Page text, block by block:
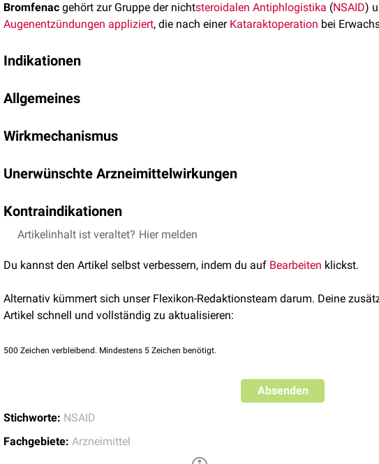
Bromfenac gehört zur Gruppe der nichtsteroidalen Antiphlogistika (NSAID)
Augenentzündungen appliziert, die nach einer Kataraktoperation bei
Indikationen
Entzündungsinhibitor
Allgemeines
stellt dessen bromiertes
Wirkmechanismus
inhibiert nun diesesEnzym, so dass eine Entzündungsreaktion folglich
Unerwünschte Arzneimittelwirkungen
Augenjucken, Fremdkörpergefühl, Augenschmerzen, Augenlidschwellung,
Epistaxis
Husten ,Asthma
Kontraindikationen
Überempfindlichkeit gegenüber dem Wirkstoff oder
Schwangerschaftim letztenTrimenon
Artikelinhalt ist veraltet? Hier melden
Du kannst den Artikel selbst verbessern, indem du auf Bearbeiten klickst.
Alternativ kümmert sich unser Flexikon-Redaktionsteam darum. Deine
Artikel schnell und vollständig zu aktualisieren:
500 Zeichen verbleibend. Mindestens 5 Zeichen benötigt.
Absenden
Stichworte: NSAID
Fachgebiete: Arzneimittel